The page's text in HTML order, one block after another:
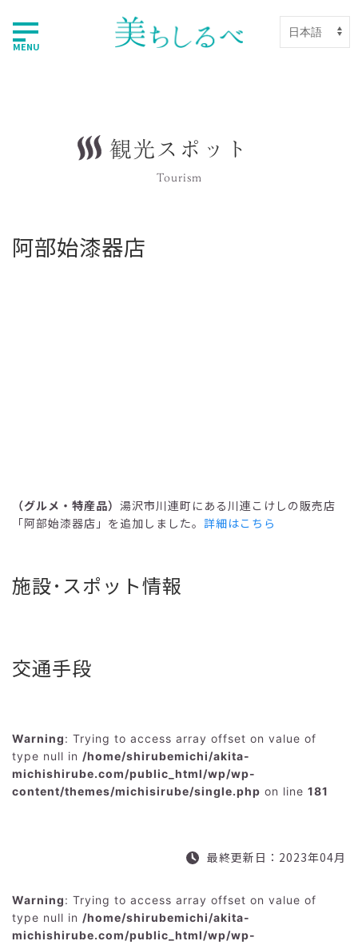
MENU
観光スポット
Tourism
阿部始漆器店
（グルメ・特産品） 湯沢市川連町にある川連こけしの販売店
「阿部始漆器店」を追加しました。 詳細はこちら
施設･スポット情報
交通手段
Warning: Trying to access array offset on value of
type null in /home/shirubemichi/akita-
michishirube.com/public_html/wp/wp-
content/themes/michisirube/single.php on line 181
最終更新日：2023年04月
Warning: Trying to access array offset on value of
type null in /home/shirubemichi/akita-
michishirube.com/public_html/wp/wp-